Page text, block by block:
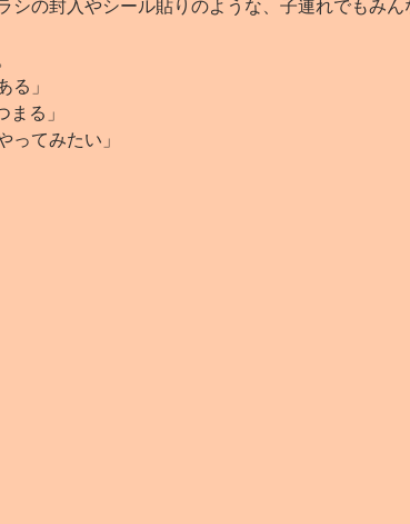
シの封入やシール貼りのような、子連れでもみ
る」
まる」
ってみたい」